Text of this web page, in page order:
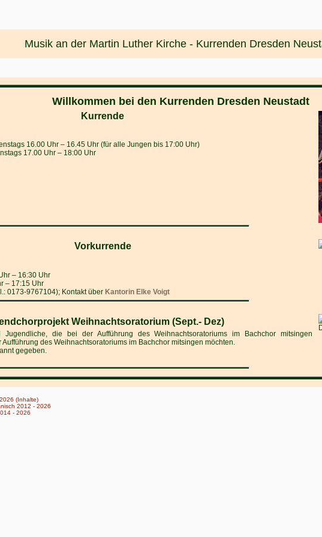
Musik an der Martin Luther Kirche - Kurrenden Dresden
Willkommen bei den Kurrenden Dresden Neustadt
Kurrende
16.00 Uhr ‒ 16.45 Uhr (für alle Jungen bis 17:00 Uhr)
17.00 Uhr ‒ 18:00 Uhr
Vorkurrende
‒ 16:30 Uhr
‒ 17:15 Uhr
0173-9767104); Kontakt über Kantorin Elke Voigt
Weihnachtsoratorium (Sept.- Dez)
die bei der Aufführung des Weihnachtsoratoriums im Bachchor mitsingen
des Weihnachtsoratoriums im Bachchor mitsingen möchten.
gegeben.
(Inhalte)
2012 - 2026
- 2026